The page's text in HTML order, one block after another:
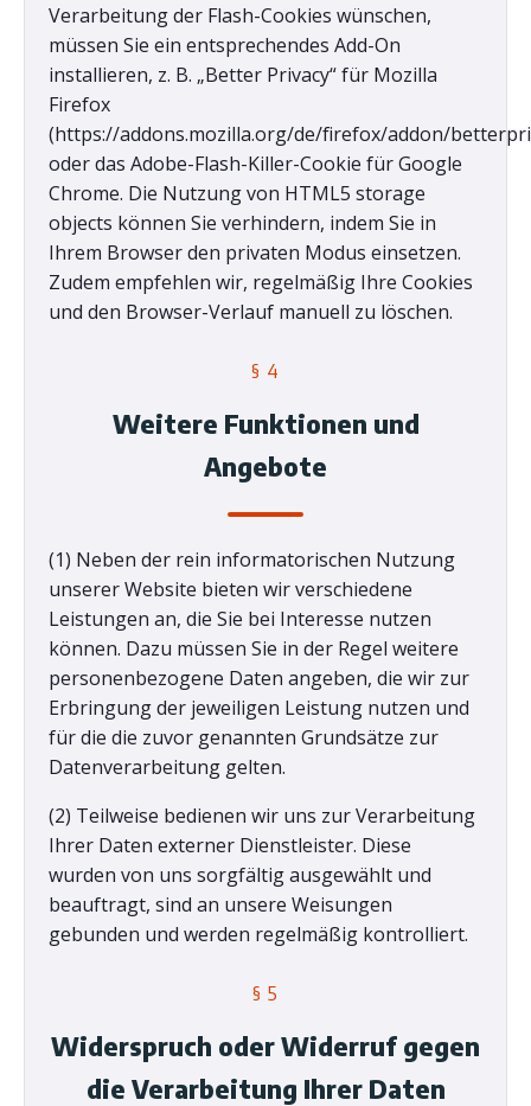
Verarbeitung der Flash-Cookies wünschen,
müssen Sie ein entsprechendes Add-On
installieren, z. B. „Better Privacy“ für Mozilla
Firefox
(https://addons.mozilla.org/de/firefox/addon/
oder das Adobe-Flash-Killer-Cookie für Google
Chrome. Die Nutzung von HTML5 storage
objects können Sie verhindern, indem Sie in
Ihrem Browser den privaten Modus einsetzen.
Zudem empfehlen wir, regelmäßig Ihre Cookies
und den Browser-Verlauf manuell zu löschen.
§ 4
Weitere Funktionen und
Angebote
(1) Neben der rein informatorischen Nutzung
unserer Website bieten wir verschiedene
Leistungen an, die Sie bei Interesse nutzen
können. Dazu müssen Sie in der Regel weitere
personenbezogene Daten angeben, die wir zur
Erbringung der jeweiligen Leistung nutzen und
für die die zuvor genannten Grundsätze zur
Datenverarbeitung gelten.
(2) Teilweise bedienen wir uns zur Verarbeitung
Ihrer Daten externer Dienstleister. Diese
wurden von uns sorgfältig ausgewählt und
beauftragt, sind an unsere Weisungen
gebunden und werden regelmäßig kontrolliert.
§ 5
Widerspruch oder Widerruf gegen
die Verarbeitung Ihrer Daten